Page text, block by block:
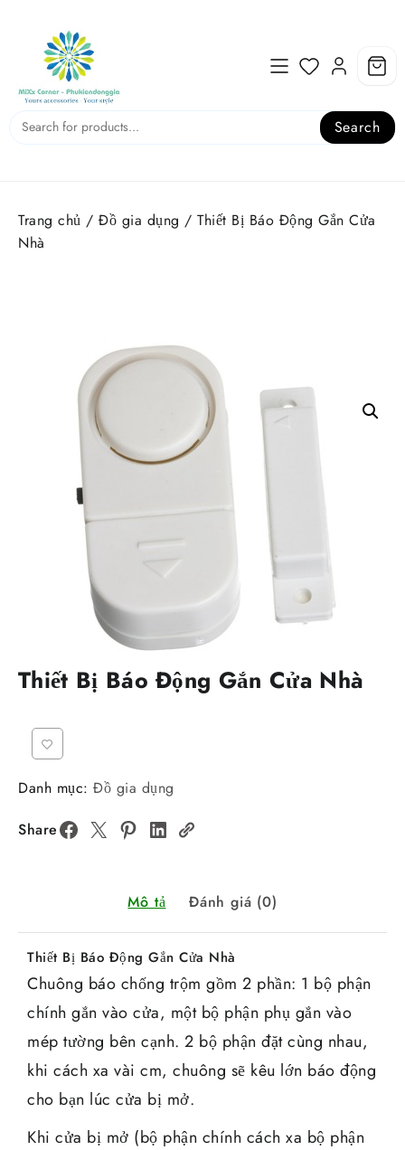
content
Search
Trang chủ / Đồ gia dụng / Thiết Bị Báo Động Gắn Cửa
Nhà
Thiết Bị Báo Động Gắn Cửa Nhà
Danh mục: Đồ gia dụng
Share
Mô tả Đánh giá (0)
Thiết Bị Báo Động Gắn Cửa Nhà
Chuông báo chống trộm gồm 2 phần: 1 bộ phận
chính gắn vào cửa, một bộ phận phụ gắn vào
mép tường bên cạnh. 2 bộ phận đặt cùng nhau,
khi cách xa vài cm, chuông sẽ kêu lớn báo động
cho bạn lúc cửa bị mở.
Khi cửa bị mở (bộ phận chính cách xa bộ phận